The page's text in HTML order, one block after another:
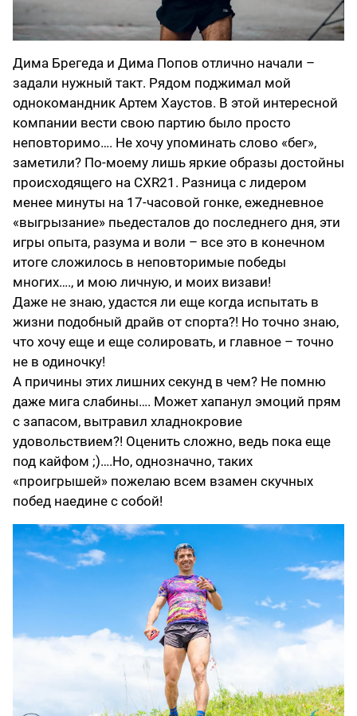
Дима Брегеда и Дима Попов отлично начали –
задали нужный такт. Рядом поджимал мой
однокомандник Артем Хаустов. В этой интересной
компании вести свою партию было просто
неповторимо…. Не хочу упоминать слово «бег»,
заметили? По-моему лишь яркие образы достойны
происходящего на CXR21. Разница с лидером
менее минуты на 17-часовой гонке, ежедневное
«выгрызание» пьедесталов до последнего дня, эти
игры опыта, разума и воли – все это в конечном
итоге сложилось в неповторимые победы
многих…., и мою личную, и моих визави!
Даже не знаю, удастся ли еще когда испытать в
жизни подобный драйв от спорта?! Но точно знаю,
что хочу еще и еще солировать, и главное – точно
не в одиночку!
А причины этих лишних секунд в чем? Не помню
даже мига слабины…. Может хапанул эмоций прям
с запасом, вытравил хладнокровие
удовольствием?! Оценить сложно, ведь пока еще
под кайфом ;)….Но, однозначно, таких
«проигрышей» пожелаю всем взамен скучных
побед наедине с собой!